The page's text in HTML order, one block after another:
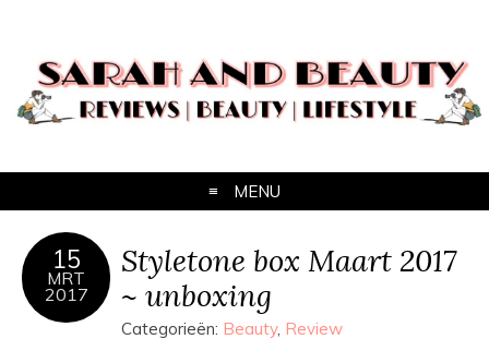
MENU
15
MRT
2017
Styletone box Maart 2017
~ unboxing
Categorieën: Beauty, Review